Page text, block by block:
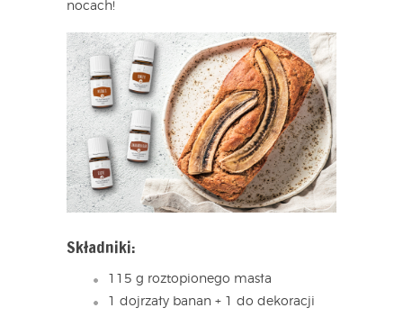
nocach!
Składniki:
115 g roztopionego masła
1 dojrzały banan + 1 do dekoracji